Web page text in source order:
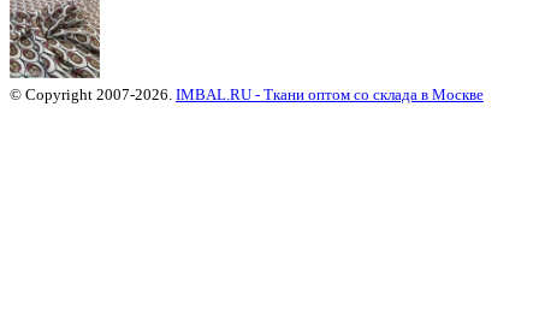
© Copyright 2007-2026. IMBAL.RU - Ткани оптом со склада в Москве